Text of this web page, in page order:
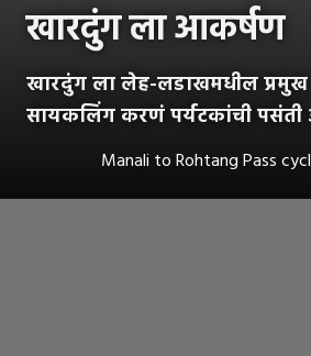
खारदुंग ला आकर्षण
खारदुंग ला लेह-लडाखमधील
सायकलिंग करणं पर्यटकांची
Manali to Rohtang Pass